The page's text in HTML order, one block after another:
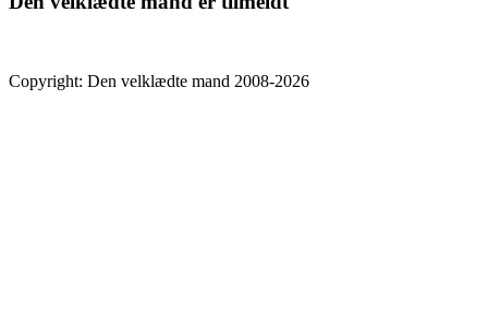
Copyright: Den velklædte mand 2008-2026